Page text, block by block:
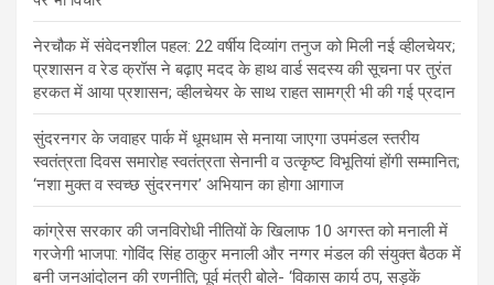
नेरचौक में संवेदनशील पहल: 22 वर्षीय दिव्यांग तनुज को मिली नई व्हीलचेयर;
प्रशासन व रेड क्रॉस ने बढ़ाए मदद के हाथ वार्ड सदस्य की सूचना पर तुरंत
हरकत में आया प्रशासन; व्हीलचेयर के साथ राहत सामग्री भी की गई प्रदान
सुंदरनगर के जवाहर पार्क में धूमधाम से मनाया जाएगा उपमंडल स्तरीय
स्वतंत्रता दिवस समारोह स्वतंत्रता सेनानी व उत्कृष्ट विभूतियां होंगी सम्मानित;
‘नशा मुक्त व स्वच्छ सुंदरनगर’ अभियान का होगा आगाज
कांग्रेस सरकार की जनविरोधी नीतियों के खिलाफ 10 अगस्त को मनाली में
गरजेगी भाजपा: गोविंद सिंह ठाकुर मनाली और नग्गर मंडल की संयुक्त बैठक में
बनी जनआंदोलन की रणनीति; पूर्व मंत्री बोले- ‘विकास कार्य ठप, सड़कें